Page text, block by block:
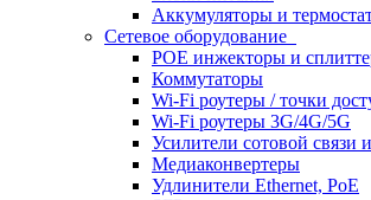
Аккумуляторы и
Сетевое оборудование
POE инжекторы и
Коммутаторы
Wi-Fi роутеры / точки
Wi-Fi роутеры 3G/4G/5G
Усилители сотовой связи
Медиаконвертеры
Удлинители Ethernet, PoE